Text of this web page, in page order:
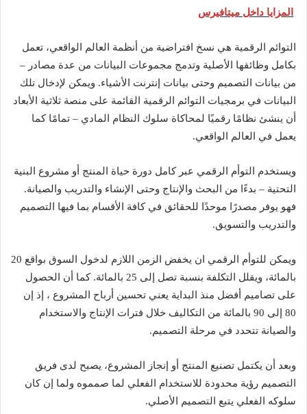
المزايا داخل ميتافيرس
التوائم الرقمية هي نسخ افتراضية من أنظمة العالم الواقعي، تعمل
بكامل وظائفها الأصلية وتدمج مجموعات البيانات من عدة مصادر –
من بيانات التصميم وحتى بيانات إنترنت الأشياء. ويمكن لإدخال تلك
البيانات في برمجيات التوائم الرقمية القائمة على منصة ثلاثية الأبعاد
أن ينشئ نظامًا رقميًا لمحاكاة سلوك النظام المادي – تمامًا كما
يعمل في العالم الواقعي.
ويستخدم التوأم الرقمي عبر كامل دورة حياة المنتج أو مشروع البنية
التحتية – بدءًا من البحث والإنتاج وحتى الإنشاء والتدريب والصيانة.
فهو يوفر مصدرًا موحدًا للحقائق في كافة الأقسام بما فيها التصميم
والتدريب والتسويق.
ويمكن للتوأم الرقمي ان يخفض الزمن اللازم لدخول السوق بواقع 20
بالمائة، ويقلل التكلفة بنسبة تصل إلى 25 بالمائة. كما أن الحصول
على تصاميم أفضل منذ البداية يعني تحسين أرباح المشروع ، إذ إن
80 إلى 90 بالمائة من التكاليف خلال فترات الإنتاج والاستخدام
والصيانة تتحدد في مرحلة التصميم.
وبعد أن يكتمل تصنيع المنتج أو إنجاز المشروع، يصبح لدى فريق
التصميم رؤية محدودة للاستخدام الفعلي لما صمموه ولما إن كان
سلوكه الفعلي يتبع التصميم الأصلي.